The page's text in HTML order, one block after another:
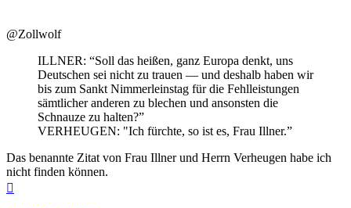
@Zollwolf
ILLNER: “Soll das heißen, ganz Europa denkt, uns
Deutschen sei nicht zu trauen — und deshalb haben wir
bis zum Sankt Nimmerleinstag für die Fehlleistungen
sämtlicher anderen zu blechen und ansonsten die
Schnauze zu halten?”
VERHEUGEN: "Ich fürchte, so ist es, Frau Illner.”
Das benannte Zitat von Frau Illner und Herrn Verheugen habe ich
nicht finden können.